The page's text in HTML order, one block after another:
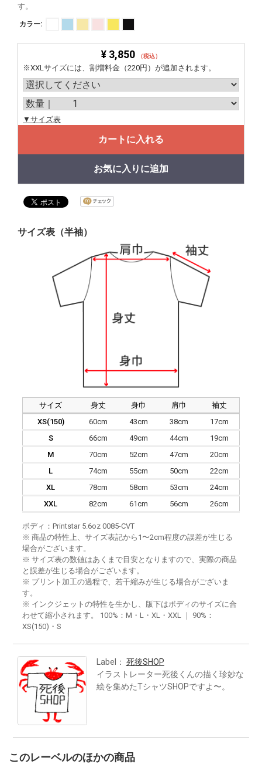
す。
カラー:
¥ 3,850 （税込）
※XXLサイズには、割増料金（220円）が追加されます。
▼サイズ表
カートに入れる
お気に入りに追加
サイズ表（半袖）
サイズ 身丈 身巾 肩巾
袖丈
XS(150)
60cm 43cm 38cm
17cm
S
66cm 49cm 44cm
19cm
M
70cm 52cm 47cm
20cm
L
74cm 55cm 50cm
22cm
XL
78cm 58cm 53cm
24cm
XXL
82cm 61cm 56cm 26cm
ボディ：Printstar 5.6oz 0085-CVT
※ 商品の特性上、サイズ表記から1〜2cm程度の誤差が生じる
場合がございます。
※ サイズ表の数値はあくまで目安となりますので、実際の商品
と誤差が生じる場合がございます。
※ プリント加工の過程で、若干縮みが生じる場合がございま
す。
※ インクジェットの特性を生かし、版下はボディのサイズに合
わせて縮小されます。 100%：M・L・XL・XXL ｜ 90%：
XS(150)・S
Label： 死後SHOP
イラストレーター死後くんの描く珍妙な
絵を集めたTシャツSHOPですよ〜。
このレーベルのほかの商品